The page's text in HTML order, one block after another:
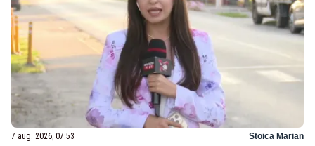
7 aug. 2026, 07:53 Stoica Marian